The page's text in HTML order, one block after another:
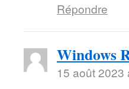
Répondre
Windows
15 août 2023